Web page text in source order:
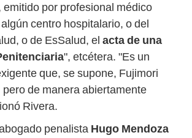
emitido por profesional médico
centro hospitalario, o del
o de EsSalud, el acta de una
", etcétera. "Es un
que, se supone, Fujimori
de manera abiertamente
Rivera.
penalista Hugo Mendoza